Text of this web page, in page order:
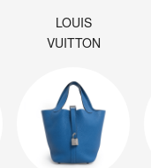
LOUIS
VUITTON